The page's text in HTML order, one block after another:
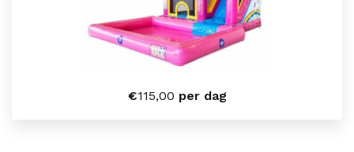
€115,00 per dag